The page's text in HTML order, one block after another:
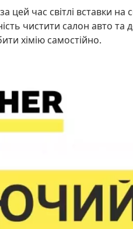
за цей час світлі
чистити салон авто та
хімію самостійно.